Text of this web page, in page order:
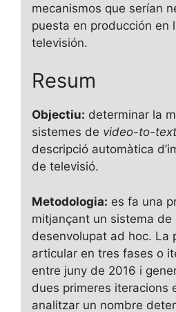
mecanismos que serían
puesta en producción en
televisión.
Resum
Objectiu: determinar la
sistemes de video-to-text
descripció automàtica
de televisió.
Metodologia: es fa una
mitjançant un sistema de
desenvolupat ad hoc. La
articular en tres fases o
entre juny de 2016 i
dues primeres iteracions
analitzar un nombre